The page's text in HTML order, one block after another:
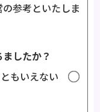
参考といたしま
したか？
もいえない